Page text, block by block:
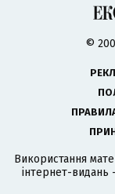
©
Використання
інтернет-видань